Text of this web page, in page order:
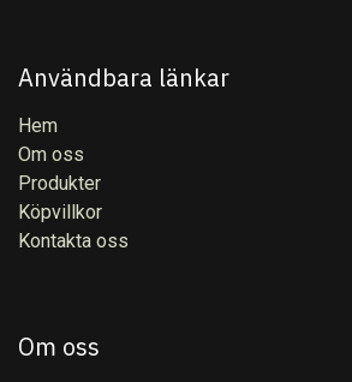
Användbara länkar
Hem
Om oss
Produkter
Köpvillkor
Kontakta oss
Om oss